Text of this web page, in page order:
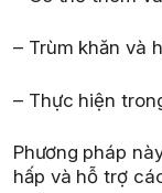
– Trùm khăn và
– Thực hiện
Phương pháp
hấp và hỗ trợ